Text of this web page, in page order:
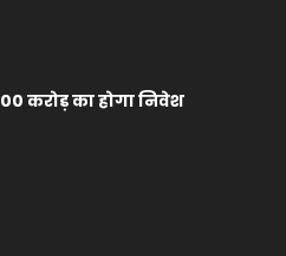
करोड़ का होगा निवेश